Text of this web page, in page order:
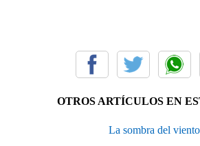
OTROS ARTÍCULOS EN
La sombra del viento